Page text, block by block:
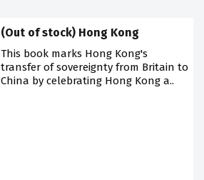
(Out of stock) Hong Kong
This book marks Hong Kong's
transfer of sovereignty from Britain to
China by celebrating Hong Kong a..